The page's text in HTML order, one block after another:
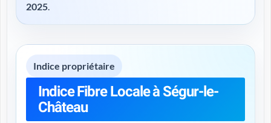
2025.
Indice propriétaire
Indice Fibre Locale à Ségur-le-
Château